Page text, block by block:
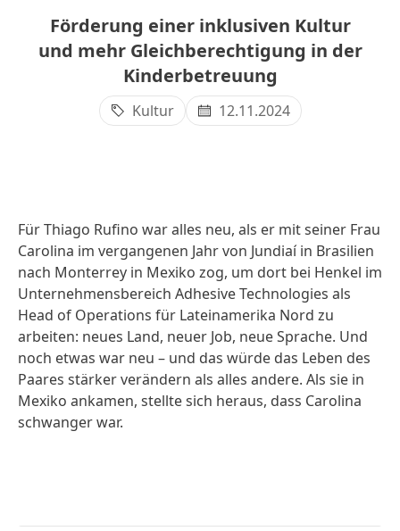
Förderung einer inklusiven Kultur
und mehr Gleichberechtigung in der
Kinderbetreuung
Kultur 12.11.2024
Für Thiago Rufino war alles neu, als er mit seiner Frau
Carolina im vergangenen Jahr von Jundiaí in Brasilien
nach Monterrey in Mexiko zog, um dort bei Henkel im
Unternehmensbereich Adhesive Technologies als
Head of Operations für Lateinamerika Nord zu
arbeiten: neues Land, neuer Job, neue Sprache. Und
noch etwas war neu – und das würde das Leben des
Paares stärker verändern als alles andere. Als sie in
Mexiko ankamen, stellte sich heraus, dass Carolina
schwanger war.